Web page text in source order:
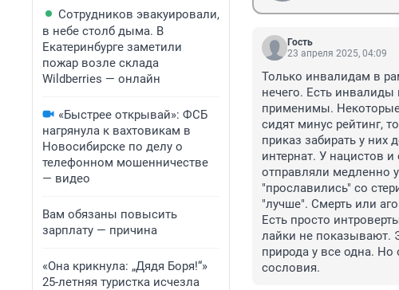
Сотрудников эвакуировали,
в небе столб дыма. В
Екатеринбурге заметили
пожар возле склада
Wildberries — онлайн
«Быстрее открывай»: ФСБ
нагрянула к вахтовикам в
Новосибирске по делу о
телефонном мошенничестве
— видео
Вам обязаны повысить
зарплату — причина
«Она крикнула: „Дядя Боря!“»
25-летняя туристка исчезла
Гость
23 апреля 2025, 04:09
Только инвалидам в
нечего. Есть
применимы. Некоторые
сидят минус рейтинг,
приказ забирать у них
интернат. У нацистов
отправляли медленно
"прославились" со
"лучше". Смерть или
Есть просто
лайки не показывают.
природа у все одна.
сословия.